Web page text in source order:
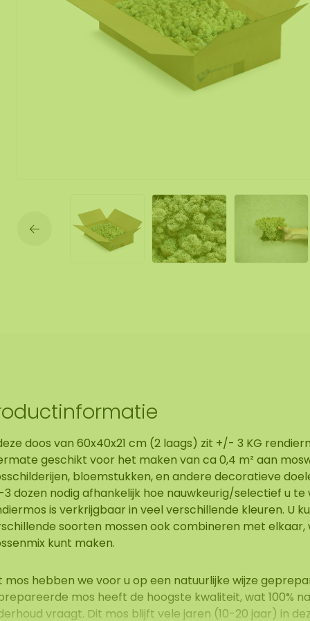
Mos spiegel
doos van 60x40x21 cm (2 laags) zit +/- 3 KG
geschikt voor het maken van ca 0,4 m² aan
bloemstukken, en andere decoratieve
3 dozen nodig afhankelijk hoe nauwkeurig/selectief u te
is verkrijgbaar in veel verschillende kleuren. U
soorten mossen ook combineren met elkaar,
kunt maken.
mos hebben we voor u op een natuurlijke wijze
mos heeft de hoogste kwaliteit, wat 100%
vraagt. Dit mos blijft vele jaren (10-20 jaar) in